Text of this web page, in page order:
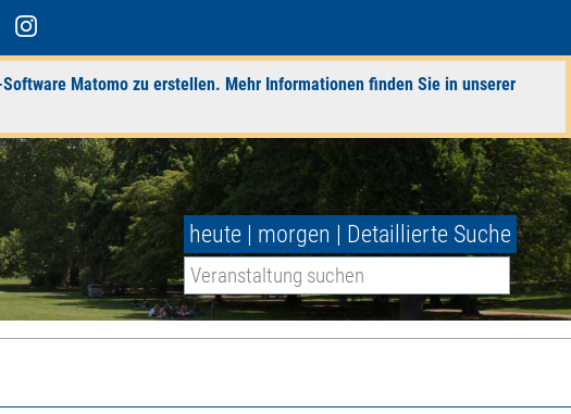
Matomo zu erstellen. Mehr Informationen finden Sie in unserer
heute | morgen | Detaillierte Suche